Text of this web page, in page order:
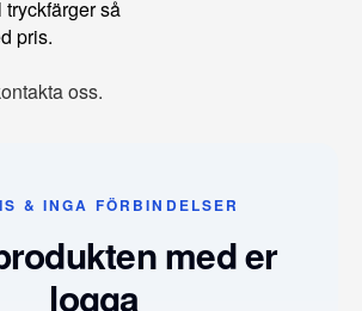
så
pris.
oss.
& INGA FÖRBINDELSER
med er
logga